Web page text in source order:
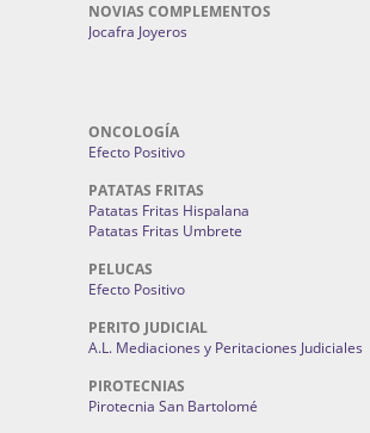
NOVIAS COMPLEMENTOS
Jocafra Joyeros
ONCOLOGÍA
Efecto Positivo
PATATAS FRITAS
Patatas Fritas Hispalana
Patatas Fritas Umbrete
PELUCAS
Efecto Positivo
PERITO JUDICIAL
A.L. Mediaciones y Peritaciones Judiciales
PIROTECNIAS
Pirotecnia San Bartolomé